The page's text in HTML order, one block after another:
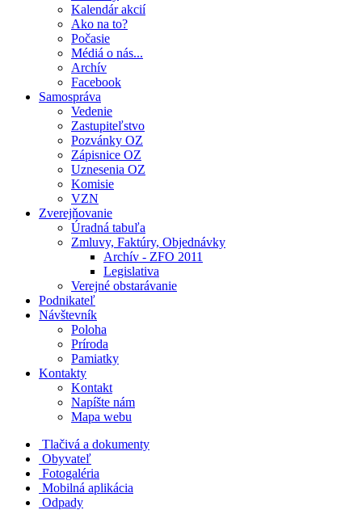
Kalendár akcií
Ako na to?
Počasie
Médiá o nás...
Archív
Facebook
Samospráva
Vedenie
Zastupiteľstvo
Pozvánky OZ
Zápisnice OZ
Uznesenia OZ
Komisie
VZN
Zverejňovanie
Úradná tabuľa
Zmluvy, Faktúry, Objednávky
Archív - ZFO 2011
Legislativa
Verejné obstarávanie
Podnikateľ
Návštevník
Poloha
Príroda
Pamiatky
Kontakty
Kontakt
Napíšte nám
Mapa webu
Tlačivá a dokumenty
Obyvateľ
Fotogaléria
Mobilná aplikácia
Odpady